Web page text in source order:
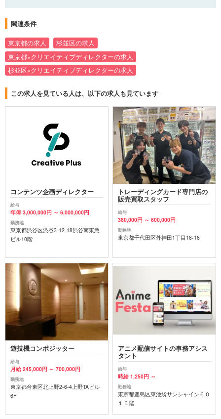
関連条件
東京都の求人
杉並区の求人
東京都×クリエイティブディレクターの求人
杉並区×クリエイティブディレクターの求人
この求人を見ている人は、以下の求人も見ています
コンテンツ企画ディレクター
給与
年俸 3,000,000円 ～ 6,000,000円
勤務地
東京都渋谷区渋谷3-12-18渋谷南東急
ビル10階
トレーディングカード専門店の
販売買取スタッフ
給与
380,000円 ～ 600,000円
勤務地
東京都千代田区外神田1丁目18-18
遊技機コンポジッター
給与
月給 245,000円 ～ 700,000円
勤務地
東京都台東区北上野2-6-4上野TAビル
6F
アニメ配信サイトの事務アシス
タント
給与
時給 1,250円 ～
勤務地
東京都豊島区東池袋サンシャイン６０
１５階